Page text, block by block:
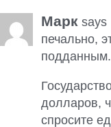
Марк says
печально,
подданным.
долларов,
спросите